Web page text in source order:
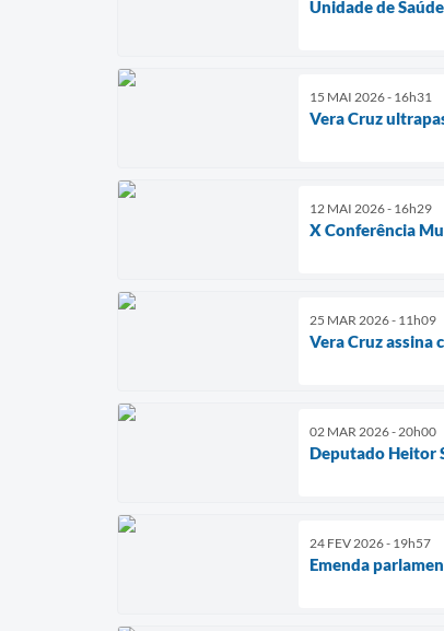
Unidade de
15 MAI 2026 - 16h31
Vera Cruz
12 MAI 2026 - 16h29
X Conferência
25 MAR 2026 - 11h09
Vera Cruz assina
02 MAR 2026 - 20h00
Deputado Heitor
24 FEV 2026 - 19h57
Emenda